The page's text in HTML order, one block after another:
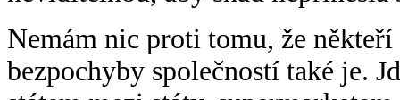
Nemám nic proti tomu, že
bezpochyby společností také je.